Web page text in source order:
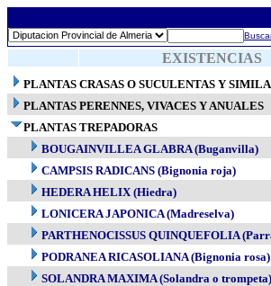
EXISTENCIAS
PLANTAS CRASAS O SUCULENTAS Y
PLANTAS PERENNES, VIVACES Y ANUALES
PLANTAS TREPADORAS
BOUGAINVILLEA GLABRA (Buganvilla)
CAMPSIS RADICANS (Bignonia roja)
HEDERA HELIX (Hiedra)
LONICERA JAPONICA (Madreselva)
PARTHENOCISSUS QUINQUEFOLIA
PODRANEA RICASOLIANA (Bignonia rosa)
SOLANDRA MAXIMA (Solandra o trompeta)